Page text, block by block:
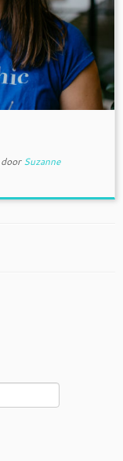
doorSuzanne